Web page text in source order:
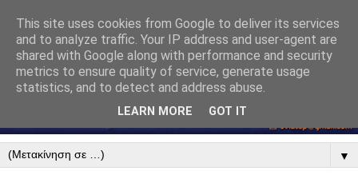
▼
This site uses cookies from Google to deliver its services
and to analyze traffic. Your IP address and user-agent are
shared with Google along with performance and security
metrics to ensure quality of service, generate usage
statistics, and to detect and address abuse.
LEARN MORE GOT IT